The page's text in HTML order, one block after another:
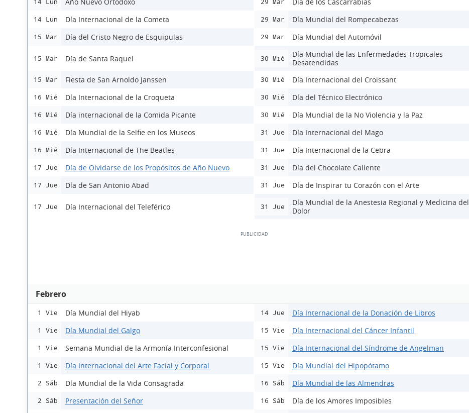
14 Lun
14 Lun Día Internacional de la Cometa
15 Mar Día del Cristo Negro de Esquipulas
15 Mar Día de Santa Raquel
15 Mar Fiesta de San Arnoldo Janssen
16 Mié Día Internacional de la Croqueta
16 Mié Día internacional de la Comida Picante
16 Mié Día Mundial de la Selfie en los Museos
16 Mié Día Internacional de The Beatles
17 Jue Día de Olvidarse de los Propósitos de Año Nuevo
17 Jue Día de San Antonio Abad
17 Jue Día Internacional del Teleférico
29 Mar
29 Mar Día Mundial del Rompecabezas
29 Mar Día Mundial del Automóvil
30 Mié
Día Mundial de las Enfermedades Tropicales
Desatendidas
30 Mié Día Internacional del Croissant
30 Mié Día del Técnico Electrónico
30 Mié Día Mundial de la No Violencia y la Paz
31 Jue Día Internacional del Mago
31 Jue Día Internacional de la Cebra
31 Jue Día del Chocolate Caliente
31 Jue Día de Inspirar tu Corazón con el Arte
31 Jue
Día Mundial de la Anestesia Regional y Medicina del
Dolor
Febrero
1 Vie Día Mundial del Hiyab
1 Vie Día Mundial del Galgo
1 Vie Semana Mundial de la Armonía Interconfesional
1 Vie Día Internacional del Arte Facial y Corporal
2 Sáb Día Mundial de la Vida Consagrada
2 Sáb Presentación del Señor
14 Jue Día Internacional de la Donación de Libros
15 Vie Día Internacional del Cáncer Infantil
15 Vie Día Internacional del Síndrome de Angelman
15 Vie Día Mundial del Hipopótamo
16 Sáb Día Mundial de las Almendras
16 Sáb Día de los Amores Imposibles